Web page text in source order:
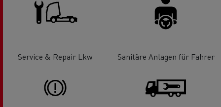
Service & Repair Lkw Sanitäre Anlagen für Fahrer